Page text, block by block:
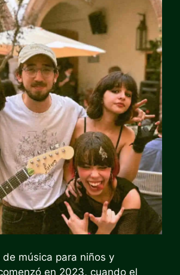
música para niños y
en 2023, cuando el